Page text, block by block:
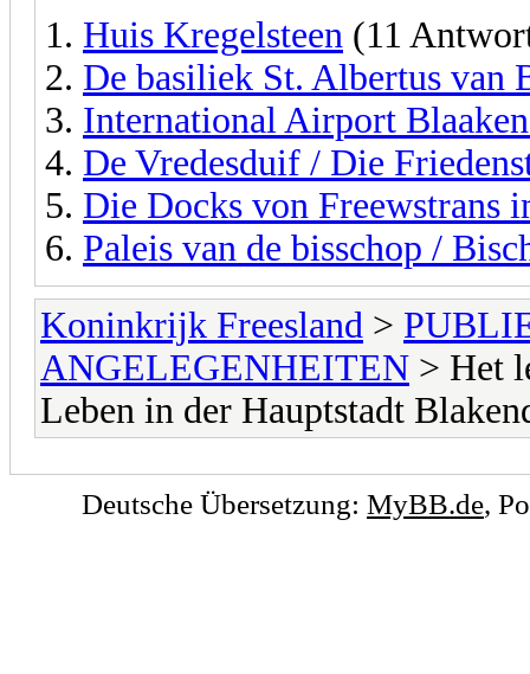
Huis Kregelsteen (11
De basiliek St. Albertus van
International Airport
De Vredesduif / Die
Die Docks von Freewstrans
Paleis van de bisschop /
Koninkrijk Freesland >
ANGELEGENHEITEN > Het
Leben in der Hauptstadt
Deutsche Übersetzung: MyBB.de,